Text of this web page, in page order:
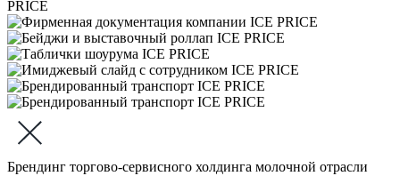
Брендинг торгово-сервисного холдинга молочной отрасли